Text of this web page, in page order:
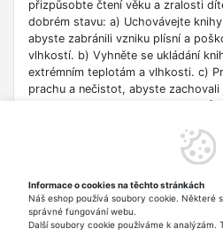
přizpůsobte čtení věku a zralosti
dobrém stavu: a) Uchovávejte
abyste zabránili vzniku plísní a
vlhkostí. b) Vyhněte se ukládání
extrémním teplotám a vlhkosti. c)
prachu a nečistot, abyste
vzdělávací nebo profesní účely. b)
vydání, protože znalosti v
zdrojů uvedených v knize buďte
bezpečnosti na síti. 8. Autorská
práva obsahu zpřístupněného v
Informace o cookies na těchto stránkách
Náš eshop používá soubory cookie. Některé
správné fungování webu.
Další soubory cookie používáme k analýzám.